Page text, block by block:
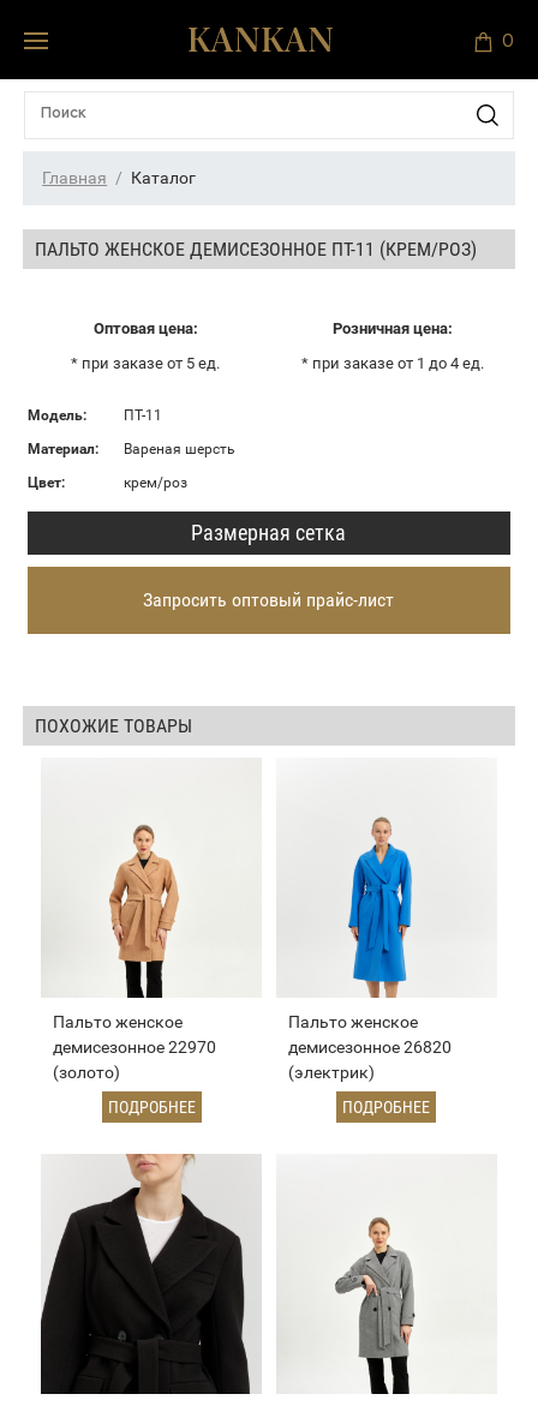
0
Главная Каталог
ПАЛЬТО ЖЕНСКОЕ ДЕМИСЕЗОННОЕ ПТ-11 (КРЕМ/РОЗ)
Оптовая цена:
* при заказе от 5 ед.
Розничная цена:
* при заказе от 1 до 4 ед.
Модель:
ПТ-11
Материал:
Вареная шерсть
Цвет:
крем/роз
Размерная сетка
Запросить оптовый прайс-лист
ПОХОЖИЕ ТОВАРЫ
Пальто женское
демисезонное 22970
(золото)
ПОДРОБНЕЕ
Пальто женское
демисезонное 26820
(электрик)
ПОДРОБНЕЕ